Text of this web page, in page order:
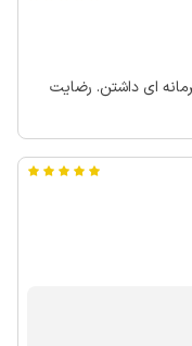
ای داشتن. رضایت